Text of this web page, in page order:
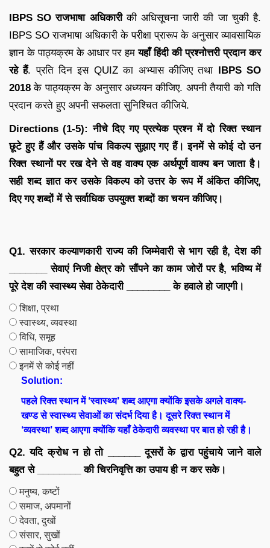
IBPS SO राजभाषा अधिकारीकी अधिसूचना जारी की जा चुकी है.
IBPS SO राजभाषा अधिकारी के परीक्षा प्रारूप के अनुसार व्यावसायिक
ज्ञान के पाठ्यक्रम के आधार पर हमयहाँ हिंदी की प्रश्नोत्तरी प्रदान कर
रहे हैं. प्रति दिन इस QUIZ का अभ्यास कीजिए तथा IBPS SO
2018के पाठ्यक्रम के अनुसार अध्ययन कीजिए. अपनी तैयारी को गति
प्रदान करते हुए अपनी सफलता सुनिश्चित कीजिये.
Directions (1-5): नीचे दिए गए प्रत्येक प्रश्न में दो रिक्त स्थान
छूटे हुए हैं और उसके पांच विकल्प सुझाए गए हैं। इनमें से कोई दो उन
रिक्त स्थानों पर रख देने से वह वाक्य एक अर्थपूर्ण वाक्य बन जाता है।
सही शब्द ज्ञात कर उसके विकल्प को उत्तर के रूप में अंकित कीजिए,
दिए गए शब्दों में से सर्वाधिक उपयुक्त शब्दों का चयन कीजिए।
Q1. सरकार कल्याणकारी राज्य की जिम्मेवारी से भाग रही है, देश की
_______ सेवाएं निजी क्षेत्र को सौंपने का काम जोरों पर है, भविष्य में
पूरे देश की स्वास्थ्य सेवा ठेकेदारी ________ के हवाले हो जाएगी।
शिक्षा, प्रथा
स्वास्थ्य, व्यवस्था
विधि, समूह
सामाजिक, परंपरा
इनमें से कोई नहीं
Solution:
पहले रिक्त स्थान में ‘स्वास्थ्य’ शब्द आएगा क्योंकि इसके अगले वाक्य-
खण्ड से स्वास्थ्य सेवाओं का संदर्भ दिया है। दूसरे रिक्त स्थान में
‘व्यवस्था’ शब्द आएगा क्योंकि यहाँ ठेकेदारी व्यवस्था पर बात हो रही है।
Q2. यदि क्रोध न हो तो ______ दूसरों के द्वारा पहुंचाये जाने वाले
बहुत से ________ की चिरनिवृत्ति का उपाय ही न कर सके।
मनुष्य, कष्टों
समाज, अपमानों
देवता, दुखों
संसार, सुखों